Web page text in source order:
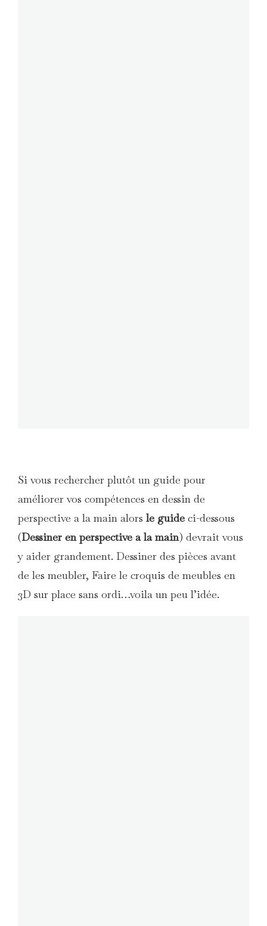
Si vous rechercher plutôt un guide pour
améliorer vos compétences en dessin de
perspective a la main alors le guideci-dessous
(Dessiner en perspective a la main) devrait vous
y aider grandement. Dessiner des pièces avant
de les meubler, Faire le croquis de meubles en
3D sur place sans ordi…voila un peu l’idée.